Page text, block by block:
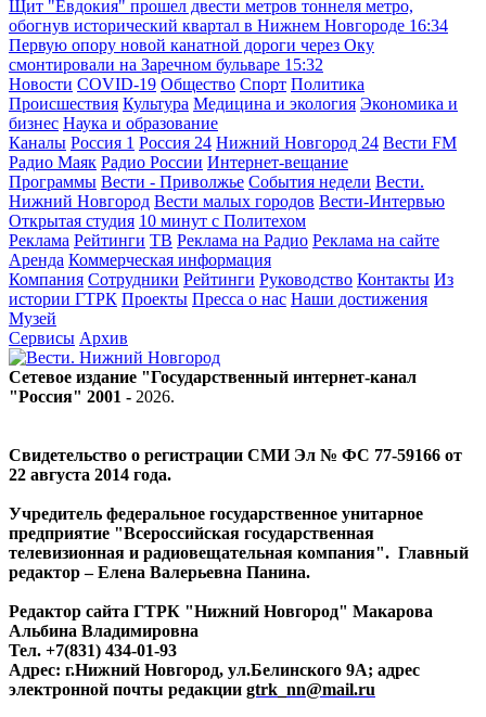
Щит "Евдокия" прошел двести метров тоннеля метро,
обогнув исторический квартал в Нижнем Новгороде 16:34
Первую опору новой канатной дороги через Оку
смонтировали на Заречном бульваре 15:32
Новости COVID-19 Общество Спорт Политика
Происшествия Культура Медицина и экология Экономика и
бизнес Наука и образование
Каналы Россия 1 Россия 24 Нижний Новгород 24 Вести FM
Радио Маяк Радио России Интернет-вещание
Программы Вести - Приволжье События недели Вести.
Нижний Новгород Вести малых городов Вести-Интервью
Открытая студия 10 минут с Политехом
Реклама Рейтинги ТВ Реклама на Радио Реклама на сайте
Аренда Коммерческая информация
Компания Сотрудники Рейтинги Руководство Контакты Из
истории ГТРК Проекты Пресса о нас Наши достижения
Музей
Сервисы Архив
Сетевое издание "Государственный интернет-канал
"Россия" 2001 - 2026.
Свидетельство о регистрации СМИ Эл № ФС 77-59166 от
22 августа 2014 года.
Учредитель федеральное государственное унитарное
предприятие "Всероссийская государственная
телевизионная и радиовещательная компания". Главный
редактор – Елена Валерьевна Панина.
Редактор сайта ГТРК "Нижний Новгород" Макарова
Альбина Владимировна
Тел. +7(831) 434-01-93
Адрес: г.Нижний Новгород, ул.Белинского 9А; адрес
электронной почты редакции gtrk_nn@mail.ru